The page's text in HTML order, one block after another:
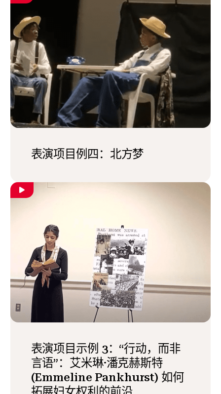
表演项目例四：北方梦
表演项目示例 3：“行动，而非
言语”：艾米琳·潘克赫斯特
(Emmeline Pankhurst) 如何